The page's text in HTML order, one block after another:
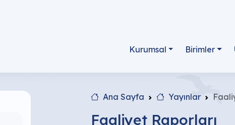
Kurumsal Birimler
Ana Sayfa Yayınlar
Faaliyet Raporları